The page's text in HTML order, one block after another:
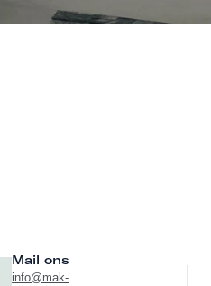
Mail ons
info@mak-